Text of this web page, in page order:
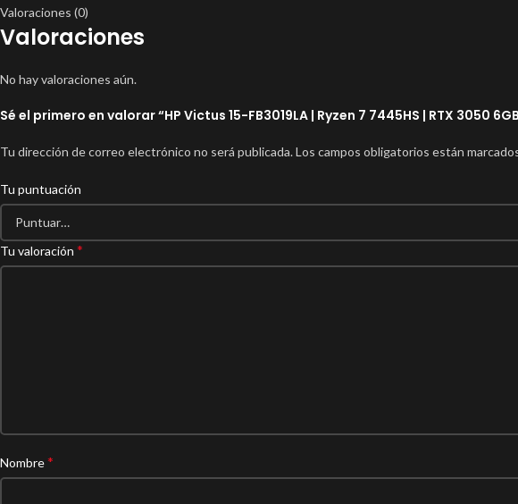
Valoraciones (0)
Valoraciones
No hay valoraciones aún.
Sé el primero en valorar “HP Victus 15-FB3019LA | Ryzen 7 7445HS | RTX 3050 6GB
Tu dirección de correo electrónico no será publicada.Los campos obligatorios están
Tu puntuación
Tu valoración *
Nombre*